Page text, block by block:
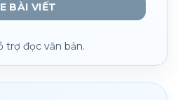
BÀI VIẾT
trợ đọc văn bản.